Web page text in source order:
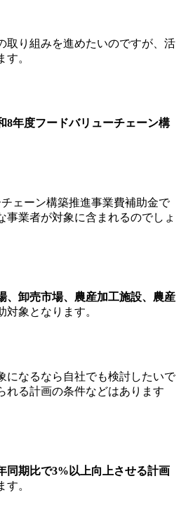
取り組みを進めたいのですが、活
。
8年度フードバリューチェーン構
ェーン構築推進事業費補助金で
事業者が対象に含まれるのでしょ
、卸売市場、農産加工施設、農産
対象となります。
になるなら自社でも検討したいで
れる計画の条件などはあります
同期比で3%以上向上させる計画
。